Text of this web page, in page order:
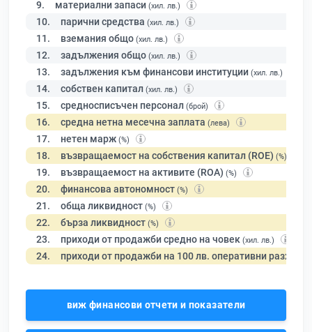
9. материални запаси (хил. лв.)
10. парични средства (хил. лв.)
11. вземания общо (хил. лв.)
12. задължения общо (хил. лв.)
13. задължения към финансови институции (хил. лв.)
14. собствен капитал (хил. лв.)
15. средносписъчен персонал (брой)
16. средна нетна месечна заплата (лева)
17. нетен марж (%)
18. възвращаемост на собствения капитал (ROE) (%)
19. възвращаемост на активите (ROA) (%)
20. финансова автономност (%)
21. обща ликвидност (%)
22. бърза ликвидност (%)
23. приходи от продажби средно на човек (хил. лв.)
24. приходи от продажби на 100 лв. оперативни разходи
виж финансови отчети и показатели